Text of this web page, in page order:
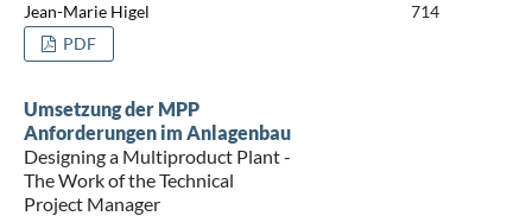
Jean-Marie Higel
714
PDF
Umsetzung der MPP
Anforderungen im Anlagenbau
Designing a Multiproduct Plant -
The Work of the Technical
Project Manager